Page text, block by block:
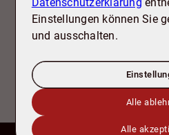
+49 5341 17 92 82
info@tdb-sz.de
Einstellungen können Sie
und ausschalten.
Alle
Alle